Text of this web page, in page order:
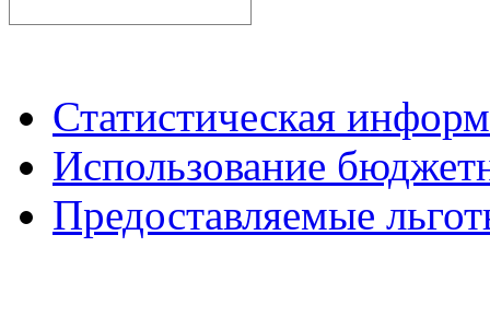
Статистическая
Использование
Предоставляемые